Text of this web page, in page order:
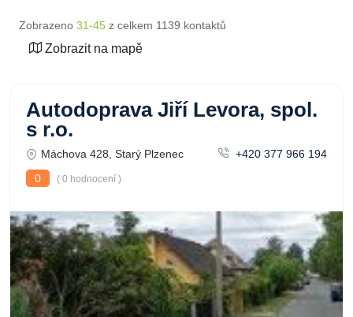
Zobrazeno 31-45 z celkem 1139 kontaktů
Zobrazit na mapě
Autodoprava Jiří Levora, spol.
s r.o.
Máchova 428, Starý Plzenec
+420 377 966 194
0
( 0 hodnocení )